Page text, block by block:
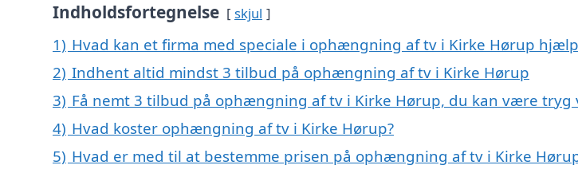
Indholdsfortegnelse skjul
1) Hvad kan et firma med speciale i ophængning af tv i Kirke Hørup
2) Indhent altid mindst 3 tilbud på ophængning af tv i Kirke Hørup
3) Få nemt 3 tilbud på ophængning af tv i Kirke Hørup, du kan være tryg
4) Hvad koster ophængning af tv i Kirke Hørup?
5) Hvad er med til at bestemme prisen på ophængning af tv i Kirke